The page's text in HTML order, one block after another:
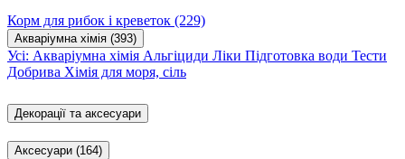
Корм для рибок і креветок (229)
Акваріумна хімія (393)
Усі: Акваріумна хімія Альгіциди Ліки Підготовка води Тести
Добрива Хімія для моря, сіль
Декорації та аксесуари
Аксесуари (164)